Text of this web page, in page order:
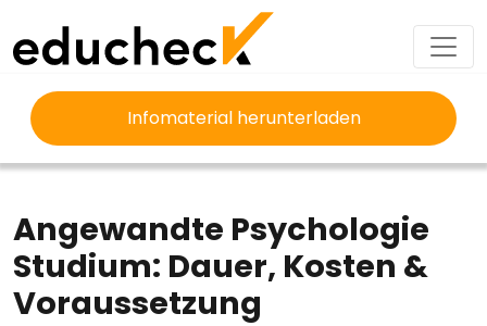
Infomaterial herunterladen
EDUCHECK
STUDIUM
ANGEWANDTE PSYCHOLOGIE STUDIUM
Angewandte Psychologie
Studium: Dauer, Kosten &
Voraussetzung